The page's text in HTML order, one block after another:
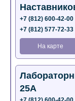
+7 (812) 600-42-00
+7 (812) 577-72-33
На карте
25А